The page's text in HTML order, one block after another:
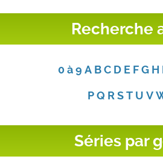
Recherche
0 à 9 A B C D E F G H
P Q R S T U V
Séries par